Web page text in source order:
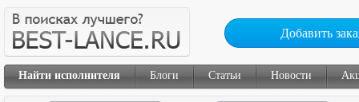
Добавить
Найти исполнителя Блоги Статьи Новости